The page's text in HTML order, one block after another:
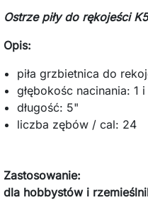
Ostrze piły do rękojeści
Opis:
piła grzbietnica do
głębokośc nacinania: 1
długość: 5"
liczba zębów / cal: 24
Zastosowanie:
dla hobbystów i